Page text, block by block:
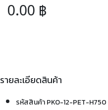
0.00 ฿
รายละเอียดสินค้า
รหัสสินค้า PKO-12-PET-H750